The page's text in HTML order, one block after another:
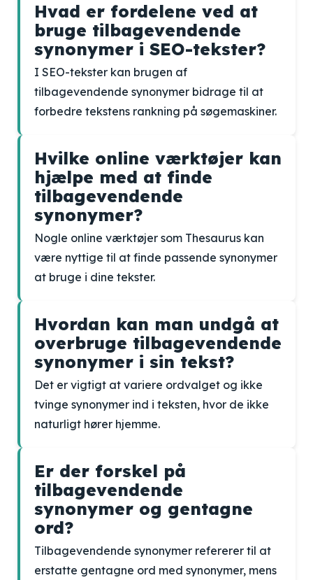
Hvad er fordelene ved at
bruge tilbagevendende
synonymer i SEO-tekster?
I SEO-tekster kan brugen af
tilbagevendende synonymer bidrage til at
forbedre tekstens rankning på søgemaskiner.
Hvilke online værktøjer kan
hjælpe med at finde
tilbagevendende
synonymer?
Nogle online værktøjer som Thesaurus kan
være nyttige til at finde passende synonymer
at bruge i dine tekster.
Hvordan kan man undgå at
overbruge tilbagevendende
synonymer i sin tekst?
Det er vigtigt at variere ordvalget og ikke
tvinge synonymer ind i teksten, hvor de ikke
naturligt hører hjemme.
Er der forskel på
tilbagevendende
synonymer og gentagne
ord?
Tilbagevendende synonymer refererer til at
erstatte gentagne ord med synonymer, mens